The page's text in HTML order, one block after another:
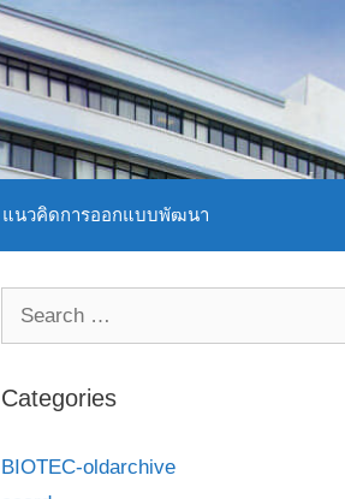
แนวคิดการออกแบบพัฒนา
Categories
BIOTEC-oldarchive